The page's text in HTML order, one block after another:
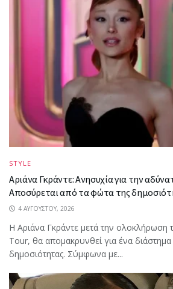
STYLE
Αριάνα Γκράντε: Ανησυχία για την
Αποσύρεται από τα φώτα της
4 ΑΥΓΟΎΣΤΟΥ, 2026
Η Αριάνα Γκράντε μετά την ολοκλήρωση
Tour, θα απομακρυνθεί για ένα
δημοσιότητας. Σύμφωνα με...